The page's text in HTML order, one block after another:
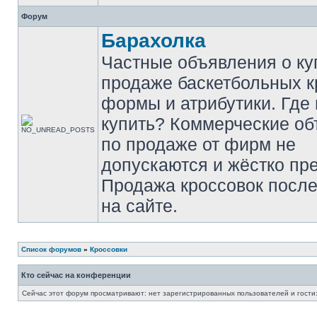
Форум
Барахолка
Частные объявления о
продаже баскетбольных
формы и атрибутики. Где
купить? Коммерческие
по продаже от фирм не
допускаются и жёстко
Продажа кроссовок
на сайте.
Список форумов » Кроссовки
Кто сейчас на конференции
Сейчас этот форум просматривают: нет зарегистрированных пользователей и